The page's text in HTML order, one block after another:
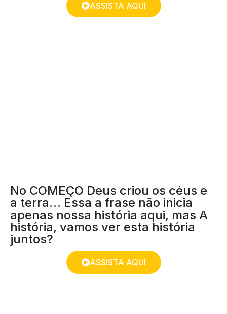
ASSISTA AQUI
No COMEÇO Deus criou os céus e
a terra… Essa a frase não inicia
apenas nossa história aqui, mas A
história, vamos ver esta história
juntos?
ASSISTA AQUI